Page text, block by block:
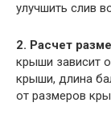
улучшить слив
2. Расчет
крыши зависит
крыши, длина
от размеров